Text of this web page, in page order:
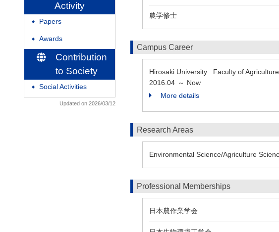
Activity
◆ Papers
◆ Awards
Contribution
to Society
◆ Social Activities
Updated on 2026/03/12
農学修士
Campus Career
Hirosaki University Faculty of
2016.04 ～ Now
More details
Research Areas
Environmental Science/Agriculture
Professional Memberships
日本農作業学会